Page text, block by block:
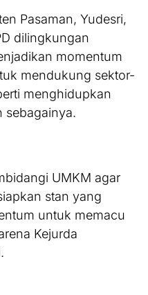
Pasaman, Yudesri,
dilingkungan
momentum
mendukung sektor-
menghidupkan
sebagainya.
UMKM agar
stan yang
untuk memacu
Kejurda